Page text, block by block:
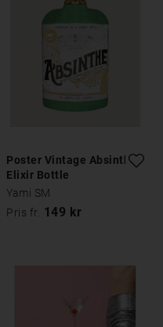
Poster Vintage Absinthe
Elixir Bottle
Yami SM
Pris fr. 149 kr